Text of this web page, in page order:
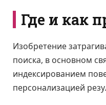
Где и как
Изобретение
поиска, в основном
индексированием
персонализацией